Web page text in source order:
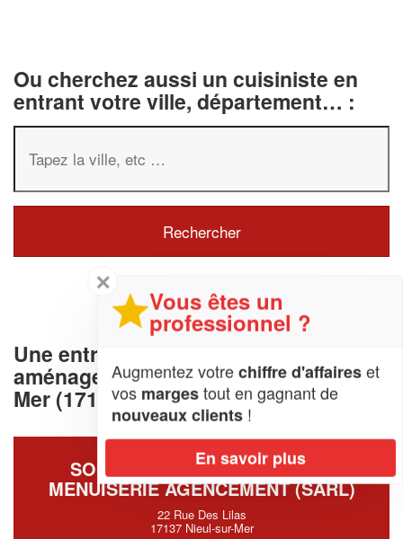
Ou cherchez aussi un cuisiniste en
entrant votre ville, département… :
Une entreprise deconception et
aménagement de cuisine à Nieul-sur-
Mer (17137)
SOCIÉTÉ ATELIER BROSSARD
MENUISERIE AGENCEMENT (SARL)
22 Rue Des Lilas
17137 Nieul-sur-Mer
✕
Vous êtes un
professionnel ?
Augmentez votrechiffre d'affaireset
vos margestout en gagnant de
nouveaux clients !
En savoir plus